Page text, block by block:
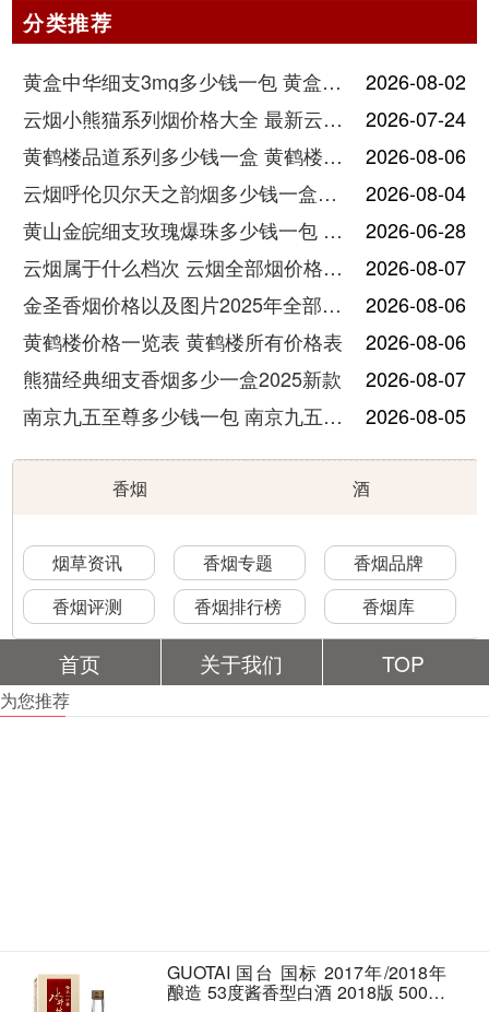
分类推荐
黄盒中华细支3mg多少钱一包 黄盒中华细支3mg香烟价格查询
2026-08-02
云烟小熊猫系列烟价格大全 最新云烟小熊猫图片报价
2026-07-24
黄鹤楼品道系列多少钱一盒 黄鹤楼品道系列香烟价格表图片
2026-08-06
云烟呼伦贝尔天之韵烟多少钱一盒中支价格
2026-08-04
黄山金皖细支玫瑰爆珠多少钱一包 黄山金皖细支玫瑰爆珠2025最新价格
2026-06-28
云烟属于什么档次 云烟全部烟价格表大全
2026-08-07
金圣香烟价格以及图片2025年全部价格
2026-08-06
黄鹤楼价格一览表 黄鹤楼所有价格表
2026-08-06
熊猫经典细支香烟多少一盒2025新款
2026-08-07
南京九五至尊多少钱一包 南京九五至尊价格及图片
2026-08-05
香烟 酒
烟草资讯 香烟专题
香烟品牌
香烟评测
香烟排行榜 香烟库
首页 关于我们 TOP
为您推荐
GUOTAI 国台 国标 2017年/2018年
酿造 53度酱香型白酒 2018版 500ml